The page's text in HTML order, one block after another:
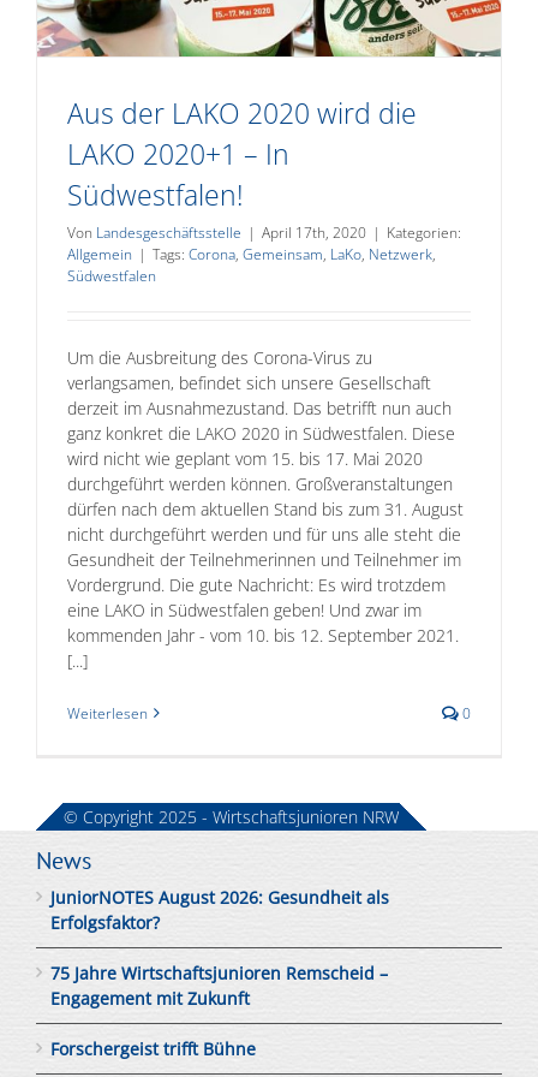
Aus der LAKO 2020 wird die
LAKO 2020+1 – In
Südwestfalen!
Von Landesgeschäftsstelle | April 17th, 2020 | Kategorien:
Allgemein | Tags: Corona, Gemeinsam, LaKo, Netzwerk,
Südwestfalen
Um die Ausbreitung des Corona-Virus zu
verlangsamen, befindet sich unsere Gesellschaft
derzeit im Ausnahmezustand. Das betrifft nun auch
ganz konkret die LAKO 2020 in Südwestfalen. Diese
wird nicht wie geplant vom 15. bis 17. Mai 2020
durchgeführt werden können. Großveranstaltungen
dürfen nach dem aktuellen Stand bis zum 31. August
nicht durchgeführt werden und für uns alle steht die
Gesundheit der Teilnehmerinnen und Teilnehmer im
Vordergrund. Die gute Nachricht: Es wird trotzdem
eine LAKO in Südwestfalen geben! Und zwar im
kommenden Jahr - vom 10. bis 12. September 2021.
[...]
Weiterlesen 0
News
JuniorNOTES August 2026: Gesundheit als
Erfolgsfaktor?
75 Jahre Wirtschaftsjunioren Remscheid –
Engagement mit Zukunft
Forschergeist trifft Bühne
© Copyright 2025 - Wirtschaftsjunioren NRW